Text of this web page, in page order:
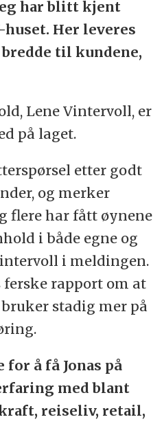
har blitt kjent
huset. Her leveres
til kundene,
Lene Vintervoll, er
på laget.
etter godt
og merker
flere har fått øynene
i både egne og
i meldingen.
ferske rapport om at
stadig mer på
å få Jonas på
med blant
reiseliv, retail,